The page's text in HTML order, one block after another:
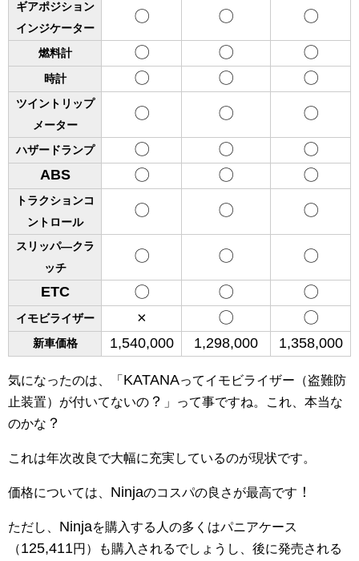
ギアポジション
インジケーター
〇 〇 〇
燃料計 〇 〇 〇
時計 〇 〇 〇
ツイントリップ
メーター
〇 〇 〇
ハザードランプ 〇 〇 〇
ABS 〇 〇 〇
トラクションコ
ントロール
〇 〇 〇
スリッパ―クラ
ッチ
〇 〇 〇
ETC 〇 〇 〇
イモビライザー × 〇 〇
新車価格 1,540,000 1,298,000 1,358,000
気になったのは、「 KATANAってイモビライザー（盗難防
止装置）が付いてないの ？ 」って事ですね。これ、本当な
のかな ？
これは年次改良で大幅に充実しているのが現状です。
価格については、 Ninjaのコスパの良さが最高です ！
ただし、 Ninjaを購入する人の多くはパニアケース
（125,411円）も購入されるでしょうし、後に発売される